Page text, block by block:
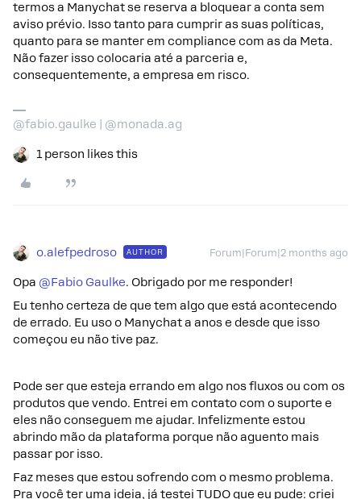
termos a Manychat se reserva a bloquear a conta sem
aviso prévio. Isso tanto para cumprir as suas políticas,
quanto para se manter em compliance com as da Meta.
Não fazer isso colocaria até a parceria e,
consequentemente, a empresa em risco.
@fabio.gaulke | @monada.ag
1 person likes this
o.alefpedroso AUTHOR Forum|Forum|2 months ago
Opa ​ @Fabio Gaulke. Obrigado por me responder!
Eu tenho certeza de que tem algo que está acontecendo
de errado. Eu uso o Manychat a anos e desde que isso
começou eu não tive paz.
Pode ser que esteja errando em algo nos fluxos ou com os
produtos que vendo. Entrei em contato com o suporte e
eles não conseguem me ajudar. Infelizmente estou
abrindo mão da plataforma porque não aguento mais
passar por isso.
Faz meses que estou sofrendo com o mesmo problema.
Pra você ter uma ideia, já testei TUDO que eu pude: criei